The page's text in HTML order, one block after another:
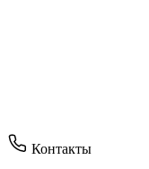
Контакты